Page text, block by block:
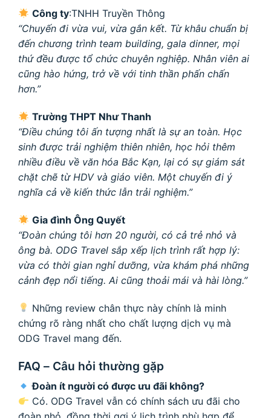
Công ty:TNHH Truyền Thông
“Chuyến đi vừa vui, vừa gắn kết. Từ khâu chuẩn bị
đến chương trình team building, gala dinner, mọi
thứ đều được tổ chức chuyên nghiệp. Nhân viên ai
cũng hào hứng, trở về với tinh thần phấn chấn
hơn.”
Trường THPT Như Thanh
“Điều chúng tôi ấn tượng nhất là sự an toàn. Học
sinh được trải nghiệm thiên nhiên, học hỏi thêm
nhiều điều về văn hóa Bắc Kạn, lại có sự giám sát
chặt chẽ từ HDV và giáo viên. Một chuyến đi ý
nghĩa cả về kiến thức lẫn trải nghiệm.”
Gia đình Ông Quyết
“Đoàn chúng tôi hơn 20 người, có cả trẻ nhỏ và
ông bà. ODG Travel sắp xếp lịch trình rất hợp lý:
vừa có thời gian nghỉ dưỡng, vừa khám phá những
cảnh đẹp nổi tiếng. Ai cũng thoải mái và hài lòng.”
Những review chân thực này chính là minh
chứng rõ ràng nhất cho chất lượng dịch vụ mà
ODG Travel mang đến.
FAQ – Câu hỏi thường gặp
Đoàn ít người có được ưu đãi không?
Có. ODG Travel vẫn có chính sách ưu đãi cho